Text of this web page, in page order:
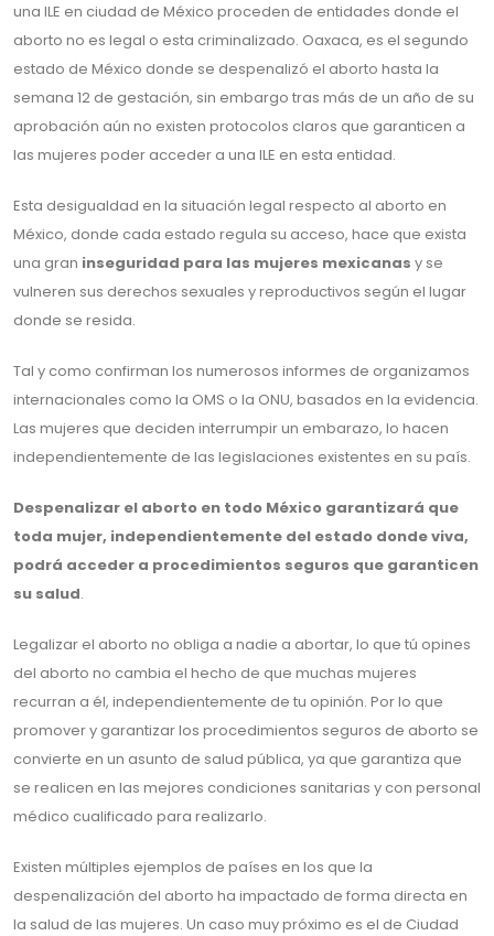
una ILE en ciudad de México proceden de entidades donde el
aborto no es legal o esta criminalizado. Oaxaca, es el segundo
estado de México donde se despenalizó el aborto hasta la
semana 12 de gestación, sin embargo tras más de un año de su
aprobación aún no existen protocolos claros que garanticen a
las mujeres poder acceder a una ILE en esta entidad.
Esta desigualdad en la situación legal respecto al aborto en
México, donde cada estado regula su acceso, hace que exista
una gran inseguridad para las mujeres mexicanas y se
vulneren sus derechos sexuales y reproductivos según el lugar
donde se resida.
Tal y como confirman los numerosos informes de organizamos
internacionales como la OMS o la ONU, basados en la evidencia.
Las mujeres que deciden interrumpir un embarazo, lo hacen
independientemente de las legislaciones existentes en su país.
Despenalizar el aborto en todo México garantizará que
toda mujer, independientemente del estado donde viva,
podrá acceder a procedimientos seguros que garanticen
su salud.
Legalizar el aborto no obliga a nadie a abortar, lo que tú opines
del aborto no cambia el hecho de que muchas mujeres
recurran a él, independientemente de tu opinión. Por lo que
promover y garantizar los procedimientos seguros de aborto se
convierte en un asunto de salud pública, ya que garantiza que
se realicen en las mejores condiciones sanitarias y con personal
médico cualificado para realizarlo.
Existen múltiples ejemplos de países en los que la
despenalización del aborto ha impactado de forma directa en
la salud de las mujeres. Un caso muy próximo es el de Ciudad